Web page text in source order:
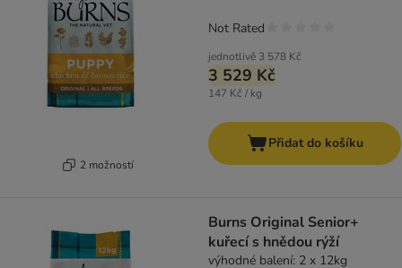
2 možností
jednotlivě 3 578 Kč
3 529 Kč
147 Kč / kg
Not Rated
Přidat do košíku
Burns Original Senior+
kuřecí s hnědou rýží
výhodné balení: 2 x 12kg